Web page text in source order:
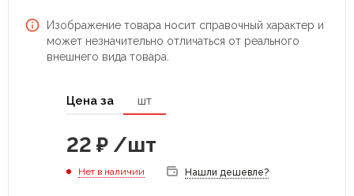
Изображение товара носит справочный характер и
может незначительно отличаться от реального
внешнего вида товара.
Цена за шт
22 ₽ /шт
Нет в наличии Нашли дешевле?